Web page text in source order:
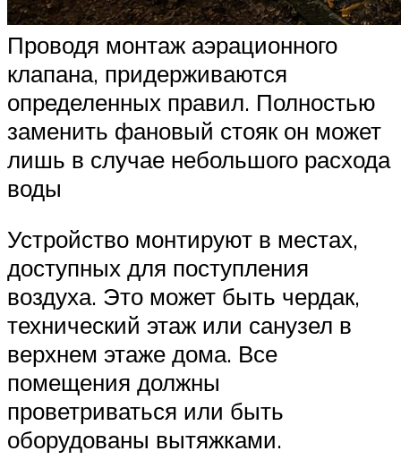
Проводя монтаж аэрационного
клапана, придерживаются
определенных правил. Полностью
заменить фановый стояк он может
лишь в случае небольшого расхода
воды
Устройство монтируют в местах,
доступных для поступления
воздуха. Это может быть чердак,
технический этаж или санузел в
верхнем этаже дома. Все
помещения должны
проветриваться или быть
оборудованы вытяжками.